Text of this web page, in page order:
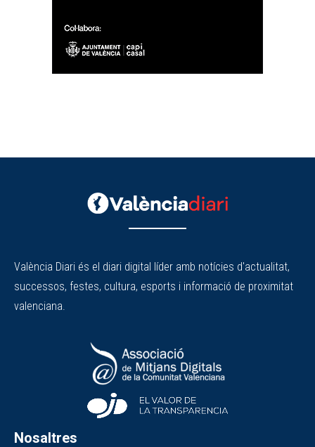
València Diari és el diari digital líder amb notícies d'actualitat,
successos, festes, cultura, esports i informació de proximitat
valenciana.
Nosaltres